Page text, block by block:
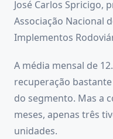
José Carlos Spricigo,
Associação Nacional
Implementos
A média mensal de
recuperação
do segmento. Mas a
meses, apenas três
unidades.